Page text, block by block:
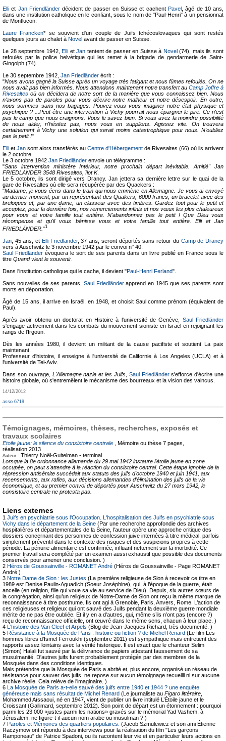
Elli et Jan Friendländerdécident de passer en Suisse et cachent Pavel, âgé de 10 ans,
dans une institution catholique en le confiant, sous le nom de "Paul-Henri" à un pensionnat
de Montluçon.
Laure Francken* se souvient d'un couple de Juifs tchécoslovaques qui sont restés
quelques jours au chalet à Novel avant de passer en Suisse.
Le 28 septembre 1942,Elli etJan tentent de passer en Suisse à Novel(74), mais ils sont
refoulés par la police helvètique qui les remet à la brigade de gendarmerie de Saint-
Gingolph (74).
Le 30 septembre 1942, Jan Friedländer écrit :
"Nous avons gagné la Suisse après un voyage très fatigant et nous fûmes refoulés. On ne
nous avait pas bien informés. Nous attendons maintenant notre transfert au Camp Joffre à
Rivesaltes où on décidera de notre sort de la manière que vous connaissez bien. Nous
n'avons pas de paroles pour vous décrire notre malheur et notre désespoir. En outre,
nous sommes sans nos bagages. Pouvez-vous vous imaginer notre état physique et
psychique ? ...Peut-être une intervention à Vichy pourrait nous épargner le pire. Ce n'est
pas le camp que nous craignons. Vous le savez bien. Si vous avez la moindre possibilité
de nous aider, n'hésitez pas, nous vous en supplions. Agissez vite. On trouvera
certainement à Vichy une solution qui serait moins catastrophique pour nous. N'oubliez
pas le petit !"
Elli et Jan sont alors transférés au Centre d'Hébergement de Rivesaltes (66) où ils arrivent
le 2 octobre.
Le 3 octobre 1942 Jan Friedländer envoie un télégramme :
"Sans intervention ministère Intérieur, notre prochain départ inévitable. Amitié" Jan
FRIEDLANDER 3548 Rivesaltes, îlot K.
Le 5 octobre, ils sont dirigé vers Drancy. Jan jettera sa dernière lettre sur le quai de la
gare de Rivesaltes où elle sera récupérée par des Quackers :
"Madame, je vous écris dans le train qui nous emmène en Allemagne. Je vous ai envoyé
au dernier moment, par un représentant des Quakers, 6000 francs, un bracelet avec des
breloques et, par une dame, un classeur avec des timbres. Gardez tout pour le petit et
acceptez, pour la dernière fois, nos remerciements infinis et nos vœux les plus chaleureux
pour vous et votre famille tout entière. N'abandonnez pas le petit ! Que Dieu vous
récompense et qu'il vous bénisse vous et votre famille tout entière. Elli et Jan
FRIEDLÄNDER. "1
Jan , 45 ans, et Elli Friedländer, 37 ans, seront déportés sans retour du Camp de Drancy
vers à Auschwitz le 3 novembre 1942 par le convoi n° 40.
Saul Friedländerévoquera le sort de ses parents dans un livre publié en France sous le
titre Quand vient le souvenir
Dans l'institution catholique qui le cache, il devient "Paul-Henri Ferland".
Sans nouvelles de ses parents, Saul Friedländerapprend en 1945 que ses parents sont
morts en déportation.
Âgé de 15 ans, il arrive en Israël, en 1948, et choisit Saul comme prénom (équivalent de
Paul).
Après avoir obtenu un doctorat en Histoire à l'université de Genève, Saul Friedländer
s'engage activement dans les combats du mouvement sioniste en Israël en rejoignant les
rangs de l'Irgoun.
Dès les années 1980, il devient un militant de la cause pacifiste et soutient La paix
maintenant.
Professeur d'histoire, il enseigne à l'université de Californie à Los Angeles (UCLA) et à
l'université de Tel-Aviv.
Dans son ouvrage, L'Allemagne nazie et les Juifs, Saul Friedländers'efforce d'écrire une
histoire globale, où s'entremêlent le mécanisme des bourreaux et la vision des vaincus.
14/12/2012
asso 6719
Témoignages, mémoires, thèses, recherches, exposés et
travaux scolaires
Etoile jaune: le silence du consistoire centrale , Mémoire ou thèse 7 pages,
réalisation 2013
Auteur : Thierry Noël-Guitelman - terminal
Lorsque la 8e ordonnance allemande du 29 mai 1942 instaure l'étoile jaune en zone
occupée, on peut s'attendre à la réaction du consistoire central. Cette étape ignoble de la
répression antisémite succédait aux statuts des juifs d'octobre 1940 et juin 1941, aux
recensements, aux rafles, aux décisions allemandes d'élimination des juifs de la vie
économique, et au premier convoi de déportés pour Auschwitz du 27 mars 1942, le
consistoire centrale ne protesta pas.
Liens externes
1 Juifs en psychiatrie sous l'Occupation. L'hospitalisation des Juifs en psychiatrie sous
Vichy dans le département de la Seine (Par une recherche approfondie des archives
hospitalières et départementales de la Seine, l'auteur opère une approche critique des
dossiers concernant des personnes de confession juive internées à titre médical, parfois
simplement préventif dans le contexte des risques et des suspicions propres à cette
période. La pénurie alimentaire est confirmée, influant nettement sur la morbidité. Ce
premier travail sera complété par un examen aussi exhaustif que possible des documents
conservés pour amener une conclusion. )
2 Héros de Goussainville - ROMANET André (Héros de Goussainville - Page ROMANET
André )
3 Notre Dame de Sion : les Justes (La première religieuse de Sion à recevoir ce titre en
1989 est Denise Paulin-Aguadich (Soeur Joséphine), qui, à l’époque de la guerre, était
ancelle (en religion, fille qui voue sa vie au service de Dieu). Depuis, six autres sœurs de
la congrégation, ainsi qu’un religieux de Notre-Dame de Sion ont reçu la même marque de
reconnaissance à titre posthume. Ils ont agi à Grenoble, Paris, Anvers, Rome. L’action de
ces religieuses et religieux qui ont sauvé des Juifs pendant la deuxième guerre mondiale
mérite de ne pas être oubliée. Et il y en a d’autres, qui, même s’ils n’ont pas (encore ?)
reçu de reconnaissance officielle, ont œuvré dans le même sens, chacun à leur place. )
4 L'histoire des Van Cleef et Arpels (Blog de Jean-Jacques Richard, très documenté. )
5 Résistance à la Mosquée de Paris : histoire ou fiction ? de Michel Renard (Le film Les
hommes libres d'Ismël Ferroukhi (septembre 2011) est sympathique mais entretient des
rapports assez lointains avec la vérité historique. Il est exact que le chanteur Selim
(Simon) Halali fut sauvé par la délivrance de papiers attestant faussement de sa
musulmanité. D'autres juifs furent probablement protégés par des membres de la
Mosquée dans des conditions identiques.
Mais prétendre que la Mosquée de Paris a abrité et, plus encore, organisé un réseau de
résistance pour sauver des juifs, ne repose sur aucun témoignage recueilli ni sur aucune
archive réelle. Cela relève de l'imaginaire. )
6 La Mosquée de Paris a-t-elle sauvé des juifs entre 1940 et 1944 ? une enquête
généreuse mais sans résultat de Michel Renard (Le journaliste au Figaro littéraire
Mohammed Aïssaoui, né en 1947, vient de publier un livre intitulé L’Étoile jaune et le
Croissant (Gallimard, septembre 2012). Son point de départ est un étonnement : pourquoi
parmi les 23 000 «justes parmi les nations» gravés sur le mémorial Yad Vashem, à
Jérusalem, ne figure-t-il aucun nom arabe ou musulman ? )
7 Paroles et Mémoires des quartiers populaires. (Jacob Szmulewicz et son ami Étienne
Raczymow ont répondu à des interviews pour la réalisation du film "Les garçons
Ramponeau" de Patrice Spadoni, ou ils racontent leur vie et en particulier leurs actions en